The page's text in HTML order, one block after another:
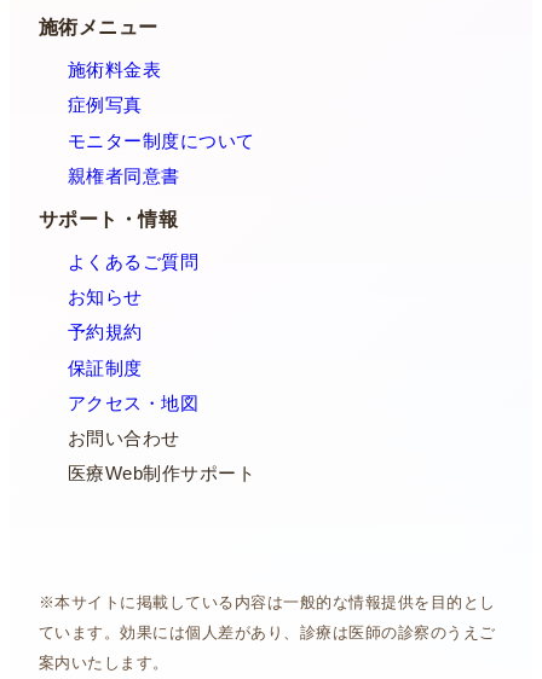
施術メニュー
施術料金表
症例写真
モニター制度について
親権者同意書
サポート・情報
よくあるご質問
お知らせ
予約規約
保証制度
アクセス・地図
お問い合わせ
医療Web制作サポート
※本サイトに掲載している内容は一般的な情報提供を目的とし
ています。効果には個人差があり、診療は医師の診察のうえご
案内いたします。